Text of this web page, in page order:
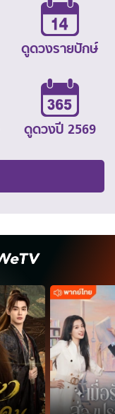
ดูดวงรายปักษ์
ดูดวงปี 2569